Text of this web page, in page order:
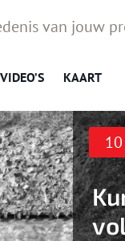
van jouw
VIDEO’S KAART